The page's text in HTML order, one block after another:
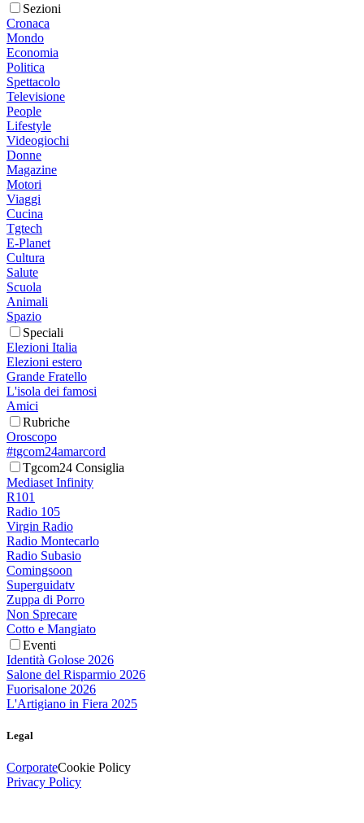
Sezioni
Cronaca
Mondo
Economia
Politica
Spettacolo
Televisione
People
Lifestyle
Videogiochi
Donne
Magazine
Motori
Viaggi
Cucina
Tgtech
E-Planet
Cultura
Salute
Scuola
Animali
Spazio
Speciali
Elezioni Italia
Elezioni estero
Grande Fratello
L'isola dei famosi
Amici
Rubriche
Oroscopo
#tgcom24amarcord
Tgcom24 Consiglia
Mediaset Infinity
R101
Radio 105
Virgin Radio
Radio Montecarlo
Radio Subasio
Comingsoon
Superguidatv
Zuppa di Porro
Non Sprecare
Cotto e Mangiato
Eventi
Identità Golose 2026
Salone del Risparmio 2026
Fuorisalone 2026
L'Artigiano in Fiera 2025
Legal
CorporateCookie Policy
Privacy Policy